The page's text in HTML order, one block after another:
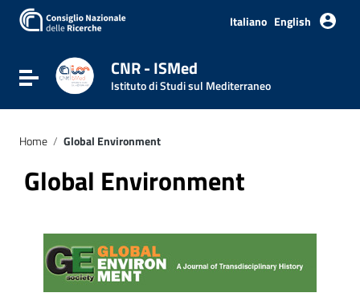
Italiano English
Attiva / disattiva la navigazione
CNR - ISMed
Istituto di Studi sul Mediterraneo
Home / Global Environment
Global Environment